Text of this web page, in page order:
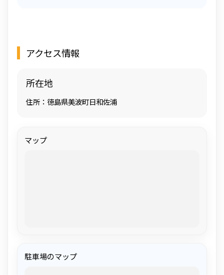
アクセス情報
所在地
住所：徳島県美波町日和佐浦
マップ
駐車場のマップ